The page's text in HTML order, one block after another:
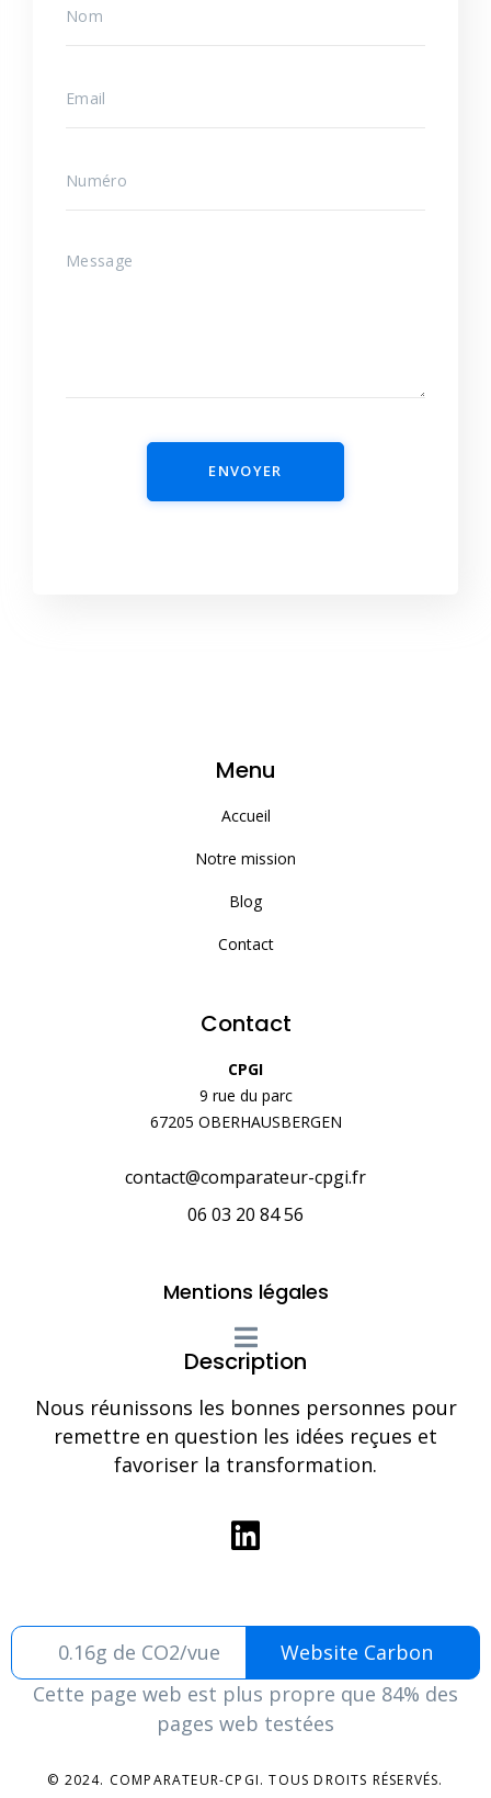
ENVOYER
Menu
Accueil
Notre mission
Blog
Contact
Contact
CPGI
9 rue du parc
67205 OBERHAUSBERGEN
contact@comparateur-cpgi.fr
06 03 20 84 56
Mentions légales
Description
Nous réunissons les bonnes personnes pour
remettre en question les idées reçues et
favoriser la transformation.
0.16g de CO2/vue
Website Carbon
Cette page web est plus propre que 84% des
pages web testées
© 2024. COMPARATEUR-CPGI. TOUS DROITS RÉSERVÉS.